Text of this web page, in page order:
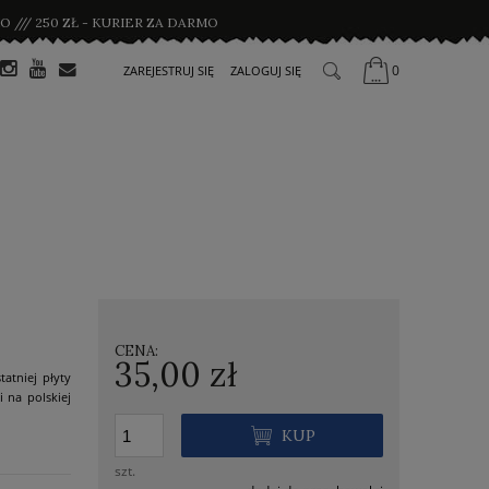
/// 250 ZŁ - KURIER ZA DARMO
0
ZAREJESTRUJ SIĘ ZALOGUJ SIĘ
płyty
na polskiej
CENA:
35,00 zł
szt.
KUP